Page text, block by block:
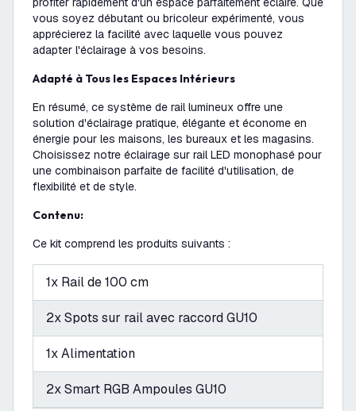
vous soyez débutant ou bricoleur expérimenté, vous
apprécierez la facilité avec laquelle vous pouvez
adapter l'éclairage à vos besoins.
Adapté à Tous les Espaces Intérieurs
En résumé, ce système de rail lumineux offre une
solution d'éclairage pratique, élégante et économe en
énergie pour les maisons, les bureaux et les magasins.
Choisissez notre éclairage sur rail LED monophasé pour
une combinaison parfaite de facilité d'utilisation, de
flexibilité et de style.
Contenu:
Ce kit comprend les produits suivants :
1x Rail de 100 cm
2x Spots sur rail avec raccord GU10
1x Alimentation
2x Smart RGB Ampoules GU10